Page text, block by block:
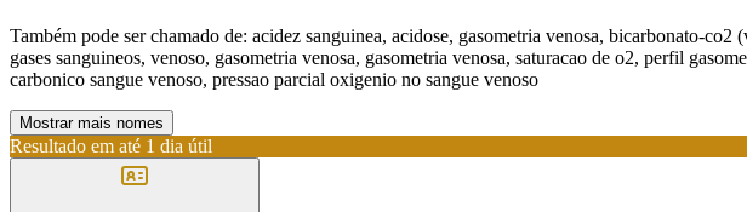
Também pode ser chamado de: acidez sanguinea, acidose, gasometria venosa, bicarbonato-
gases sanguineos, venoso, gasometria venosa, gasometria venosa, saturacao de o2, perfil
carbonico sangue venoso, pressao parcial oxigenio no sangue venoso
Mostrar mais nomes
Resultado em até 1 dia útil